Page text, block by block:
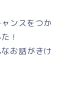
ンスをつか
！
お話がきけ